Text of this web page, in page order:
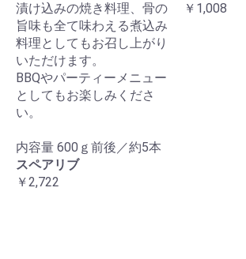
漬け込みの焼き料理、骨の
旨味も全て味わえる煮込み
料理としてもお召し上がり
いただけます。
BBQやパーティーメニュー
としてもお楽しみくださ
い。
内容量 600ｇ前後／約5本
スペアリブ
￥2,722
￥1,008